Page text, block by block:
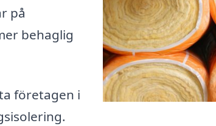
på
behaglig
företagen i